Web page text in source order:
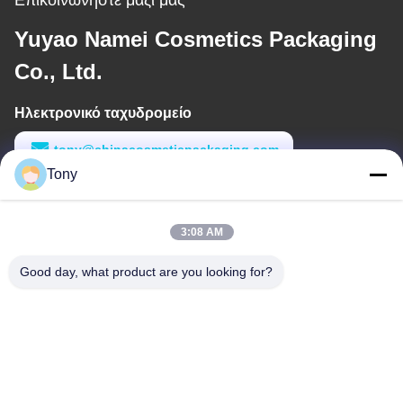
Yuyao Namei Cosmetics Packaging
Co., Ltd.
Ηλεκτρονικό ταχυδρομείο
tony@chinacosmeticpackaging.com
Εργασιακό χρόνο
Tony
3:08 AM
Good day, what product are you looking for?